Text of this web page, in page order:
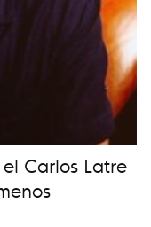
Carlos Latre